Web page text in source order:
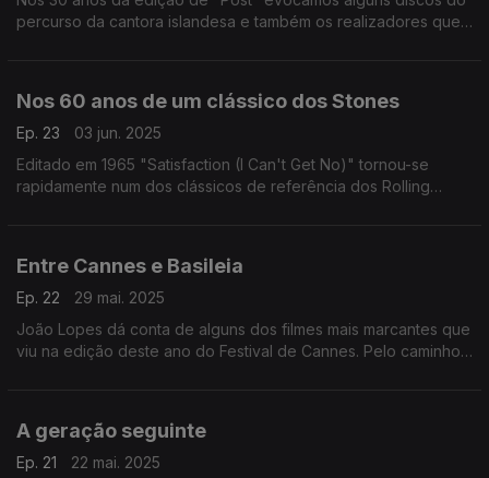
percurso da cantora islandesa e também os realizadores que
Nos 60 anos de um clássico dos Stones
Ep. 23
03 jun. 2025
Editado em 1965 "Satisfaction (I Can't Get No)" tornou-se
rapidamente num dos clássicos de referência dos Rolling
Entre Cannes e Basileia
Ep. 22
29 mai. 2025
João Lopes dá conta de alguns dos filmes mais marcantes que
viu na edição deste ano do Festival de Cannes. Pelo caminho
A geração seguinte
Ep. 21
22 mai. 2025